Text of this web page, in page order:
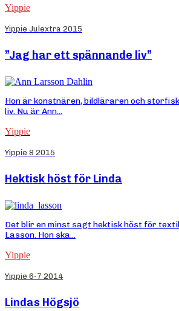
Yippie
Yippie Julextra 2015
”Jag har ett spännande liv”
Hon är konstnären, bildläraren och
liv. Nu är Ann...
Yippie
Yippie 8 2015
Hektisk höst för Linda
Det blir en minst sagt hektisk höst för
Lasson. Hon ska...
Yippie
Yippie 6-7 2014
Lindas Högsjö